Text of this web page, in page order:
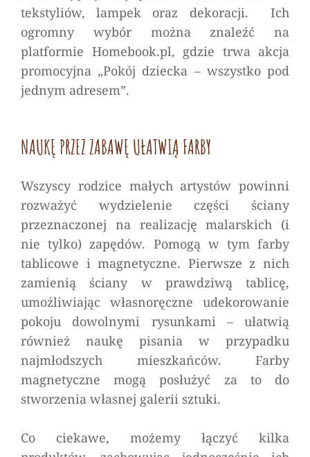
tekstyliów, lampek oraz dekoracji. Ich
ogromny wybór można znaleźć na
platformie Homebook.pl, gdzie trwa akcja
promocyjna „Pokój dziecka – wszystko pod
jednym adresem”.
NAUKĘ PRZEZ ZABAWĘ UŁATWIĄ FARBY
Wszyscy rodzice małych artystów powinni
rozważyć wydzielenie części ściany
przeznaczonej na realizację malarskich (i
nie tylko) zapędów. Pomogą w tym farby
tablicowe i magnetyczne. Pierwsze z nich
zamienią ściany w prawdziwą tablicę,
umożliwiając własnoręczne udekorowanie
pokoju dowolnymi rysunkami – ułatwią
również naukę pisania w przypadku
najmłodszych mieszkańców. Farby
magnetyczne mogą posłużyć za to do
stworzenia własnej galerii sztuki.
Co ciekawe, możemy łączyć kilka